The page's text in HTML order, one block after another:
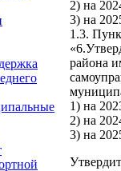
2) на
3) на
1.3.
района
1) на
2) на
3) на